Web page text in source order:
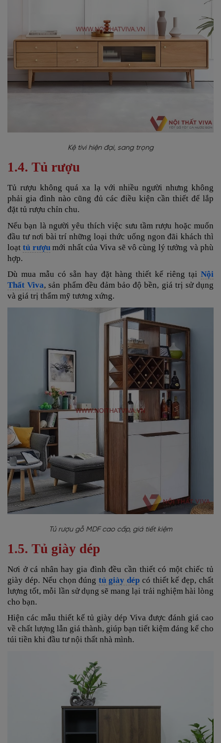
Kệ tivi hiện đại, sang trọng
1.4. Tủ rượu
Tủ rượu không quá xa lạ với nhiều người nhưng không
phải gia đình nào cũng đủ các điều kiện cần thiết để lắp
đặt tủ rượu chỉn chu.
Nếu bạn là người yêu thích việc sưu tầm rượu hoặc muốn
đầu tư nơi bài trí những loại thức uống ngon đãi khách thì
loạttủ rượumới nhất của Viva sẽ vô cùng lý tưởng và phù
hợp.
Dù mua mẫu có sẵn hay đặt hàng thiết kế riêng tại Nội
Thất Viva, sản phẩm đều đảm bảo độ bền, giá trị sử dụng
và giá trị thẩm mỹ tương xứng.
Tủ rượu gỗ MDF cao cấp, giá tiết kiệm
1.5. Tủ giày dép
Nơi ở cá nhân hay gia đình đều cần thiết có một chiếc tủ
giày dép. Nếu chọn đúngtủ giày dép có thiết kế đẹp, chất
lượng tốt, mỗi lần sử dụng sẽ mang lại trải nghiệm hài lòng
cho bạn.
Hiện các mẫu thiết kế tủ giày dép Viva được đánh giá cao
về chất lượng lẫn giá thành, giúp bạn tiết kiệm đáng kể cho
túi tiền khi đầu tư nội thất nhà mình.